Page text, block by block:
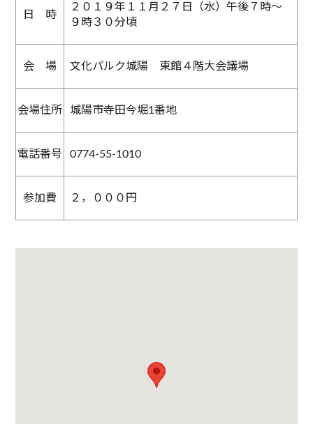
日 時
２０１９年１１月２７日（水）午後７時～
９時３０分頃
会 場 文化パルク城陽 東館４階大会議場
会場住所 城陽市寺田今堀1番地
電話番号 0774-55-1010
参加費 ２，０００円